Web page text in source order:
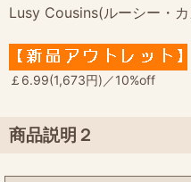
Lusy Cousins(ルーシー・
￡6.99(1,673円)／10%off
商品説明２